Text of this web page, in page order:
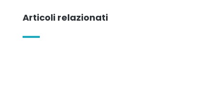
Articoli relazionati